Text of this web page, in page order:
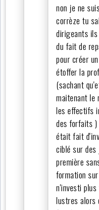
non je ne
corrèze tu
dirigeants
du fait de
pour créer
étoffer la
(sachant
maitenant le
les effectifs
des forfaits )
était fait
ciblé sur
première
formation
n'investi
lustres alors